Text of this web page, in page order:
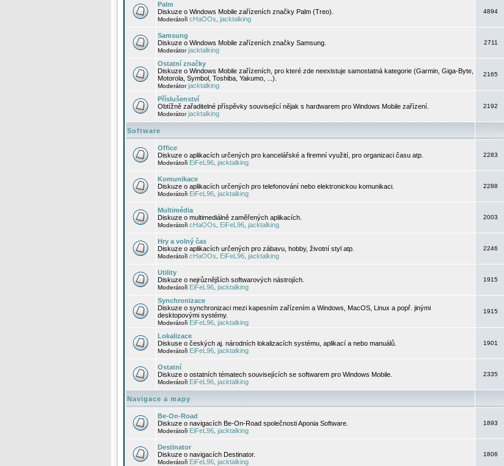
Palm
Diskuze o Windows Mobile zařízeních značky Palm (Treo).
Moderátoři cHaOOs jacktalking
4894
Samsung
Diskuze o Windows Mobile zařízeních značky Samsung.
Moderátorjacktalking
2711
Ostatní značky
Diskuze o Windows Mobile zařízeních, pro které zde neexistuje samostatná kategorie (Garmin, Giga-Byte,
Motorola, Symbol, Toshiba, Yakumo, ...).
Moderátorjacktalking
2165
Příslušenství
Obtížně zařaditelné příspěvky související nějak s hardwarem pro Windows Mobile zařízení.
Moderátorjacktalking
2192
Software
Office
Diskuze o aplikacích určených pro kancelářské a firemní využití, pro organizaci času atp.
Moderátoři EiFeL96 jacktalking
2283
Komunikace
Diskuze o aplikacích určených pro telefonování nebo elektronickou komunikaci.
Moderátoři EiFeL96 jacktalking
2288
Multimédia
Diskuze o multimediálně zaměřených aplikacích.
Moderátoři cHaOOs EiFeL96 jacktalking
2003
Hry a volný čas
Diskuze o aplikacích určených pro zábavu, hobby, životní styl atp.
Moderátoři cHaOOs EiFeL96 jacktalking
2246
Utility
Diskuze o nejrůznějších softwarových nástrojích.
Moderátoři EiFeL96 jacktalking
1915
Synchronizace
Diskuze o synchronizaci mezi kapesním zařízením a Windows, MacOS, Linux a popř. jinými
desktopovými systémy.
Moderátoři EiFeL96 jacktalking
1915
Lokalizace
Diskuse o českých aj. národních lokalizacích systému, aplikací a nebo manuálů.
Moderátoři EiFeL96 jacktalking
1901
Ostatní
Diskuze o ostatních tématech souvisejících se softwarem pro Windows Mobile.
Moderátoři EiFeL96 jacktalking
2335
Navigace a mapy
Be-On-Road
Diskuze o navigacích Be-On-Road společnosti Aponia Software.
Moderátoři EiFeL96 jacktalking
1893
Destinator
Diskuze o navigacích Destinator.
Moderátoři EiFeL96 jacktalking
1806